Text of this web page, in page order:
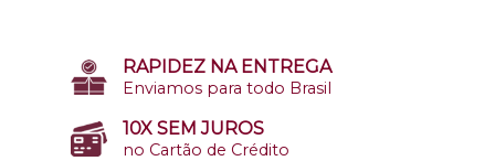
RAPIDEZ NA ENTREGA
Enviamos para todo Brasil
10X SEM JUROS
no Cartão de Crédito